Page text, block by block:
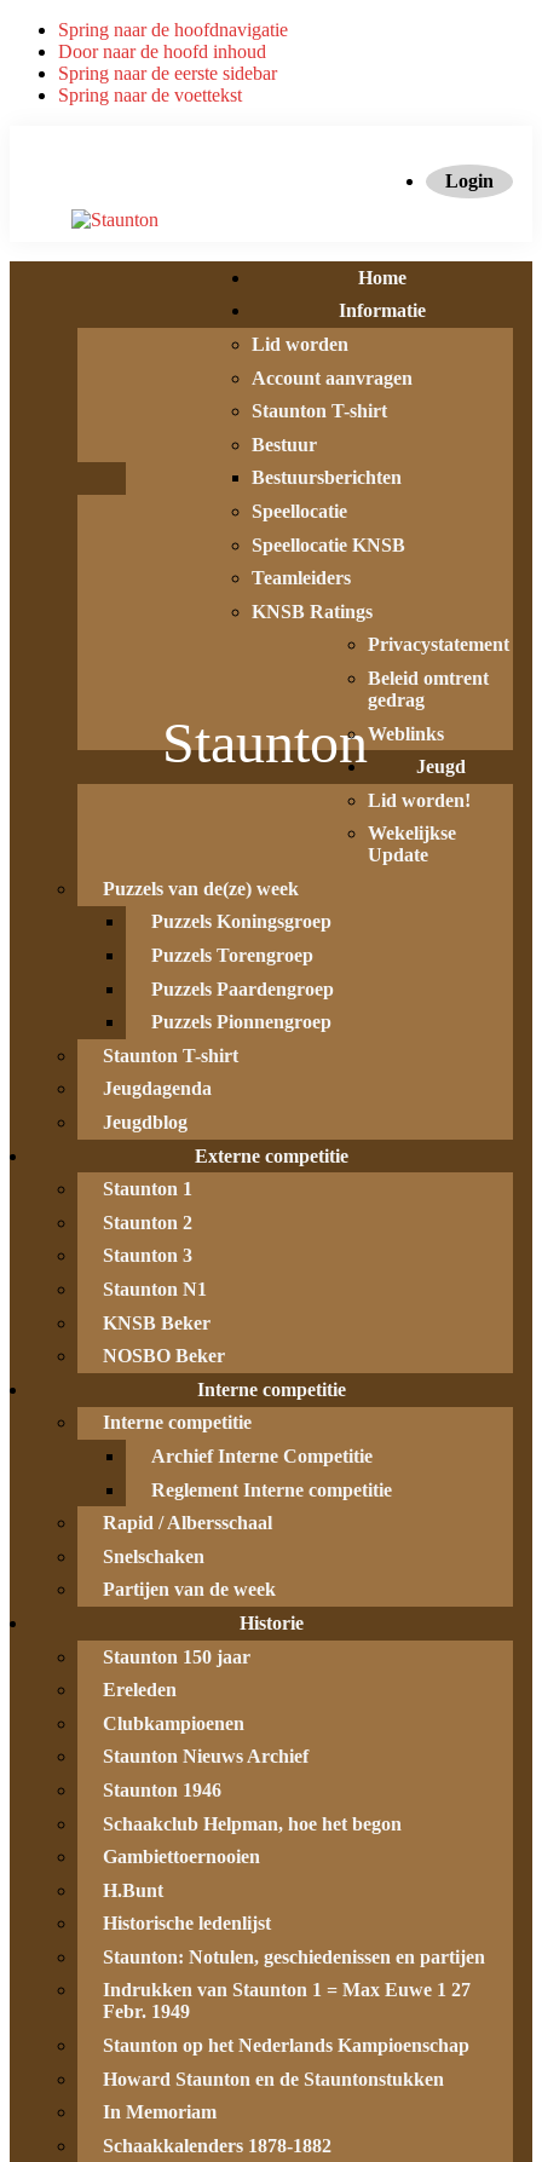
Spring naar de hoofdnavigatie
Door naar de hoofd inhoud
Spring naar de eerste sidebar
Spring naar de voettekst
Login
Staunton
Home
Informatie
Lid worden
Account aanvragen
Staunton T-shirt
Bestuur
Bestuursberichten
Speellocatie
Speellocatie KNSB
Teamleiders
KNSB Ratings
Privacystatement
Beleid omtrent
gedrag
Weblinks
Jeugd
Lid worden!
Wekelijkse
Update
Puzzels van de(ze) week
Puzzels Koningsgroep
Puzzels Torengroep
Puzzels Paardengroep
Puzzels Pionnengroep
Staunton T-shirt
Jeugdagenda
Jeugdblog
Externe competitie
Staunton 1
Staunton 2
Staunton 3
Staunton N1
KNSB Beker
NOSBO Beker
Interne competitie
Interne competitie
Archief Interne Competitie
Reglement Interne competitie
Rapid / Albersschaal
Snelschaken
Partijen van de week
Historie
Staunton 150 jaar
Ereleden
Clubkampioenen
Staunton Nieuws Archief
Staunton 1946
Schaakclub Helpman, hoe het begon
Gambiettoernooien
H.Bunt
Historische ledenlijst
Staunton: Notulen, geschiedenissen en partijen
Indrukken van Staunton 1 = Max Euwe 1 27
Febr. 1949
Staunton op het Nederlands Kampioenschap
Howard Staunton en de Stauntonstukken
In Memoriam
Schaakkalenders 1878-1882